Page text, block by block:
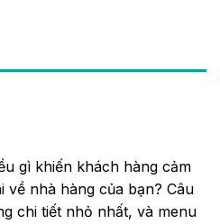
gì khiến khách hàng cảm
về nhà hàng của bạn? Câu
chi tiết nhỏ nhất, và menu